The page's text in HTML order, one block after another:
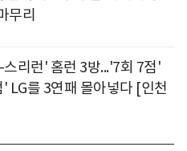
무리
리런' 홈런 3방...'7회 7점'
LG를 3연패 몰아넣다 [인천